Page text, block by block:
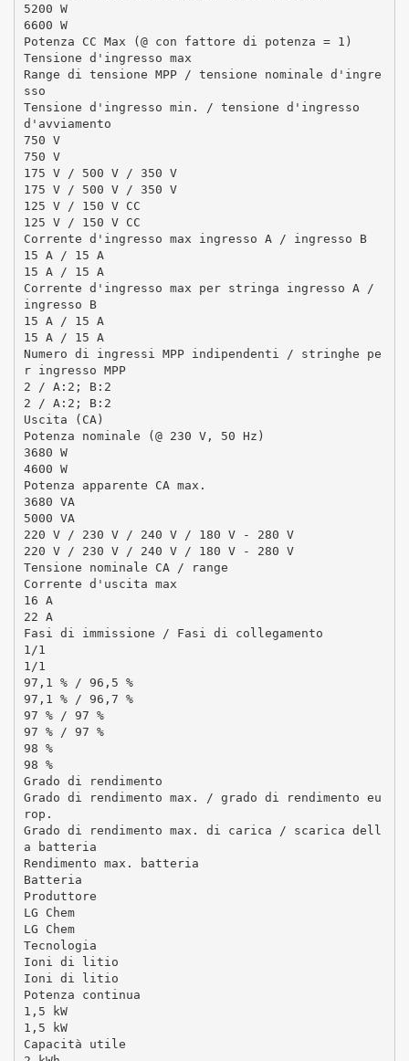
5200 W
6600 W
Potenza CC Max (@ con fattore di potenza = 1)
Tensione d'ingresso max
Range di tensione MPP / tensione nominale d'ingre
sso
Tensione d'ingresso min. / tensione d'ingresso
d'avviamento
750 V
750 V
175 V / 500 V / 350 V
175 V / 500 V / 350 V
125 V / 150 V CC
125 V / 150 V CC
Corrente d'ingresso max ingresso A / ingresso B
15 A / 15 A
15 A / 15 A
Corrente d'ingresso max per stringa ingresso A /
ingresso B
15 A / 15 A
15 A / 15 A
Numero di ingressi MPP indipendenti / stringhe pe
r ingresso MPP
2 / A:2; B:2
2 / A:2; B:2
Uscita (CA)
Potenza nominale (@ 230 V, 50 Hz)
3680 W
4600 W
Potenza apparente CA max.
3680 VA
5000 VA
220 V / 230 V / 240 V / 180 V - 280 V
220 V / 230 V / 240 V / 180 V - 280 V
Tensione nominale CA / range
Corrente d'uscita max
16 A
22 A
Fasi di immissione / Fasi di collegamento
1/1
1/1
97,1 % / 96,5 %
97,1 % / 96,7 %
97 % / 97 %
97 % / 97 %
98 %
98 %
Grado di rendimento
Grado di rendimento max. / grado di rendimento eu
rop.
Grado di rendimento max. di carica / scarica dell
a batteria
Rendimento max. batteria
Batteria
Produttore
LG Chem
LG Chem
Tecnologia
Ioni di litio
Ioni di litio
Potenza continua
1,5 kW
1,5 kW
Capacità utile